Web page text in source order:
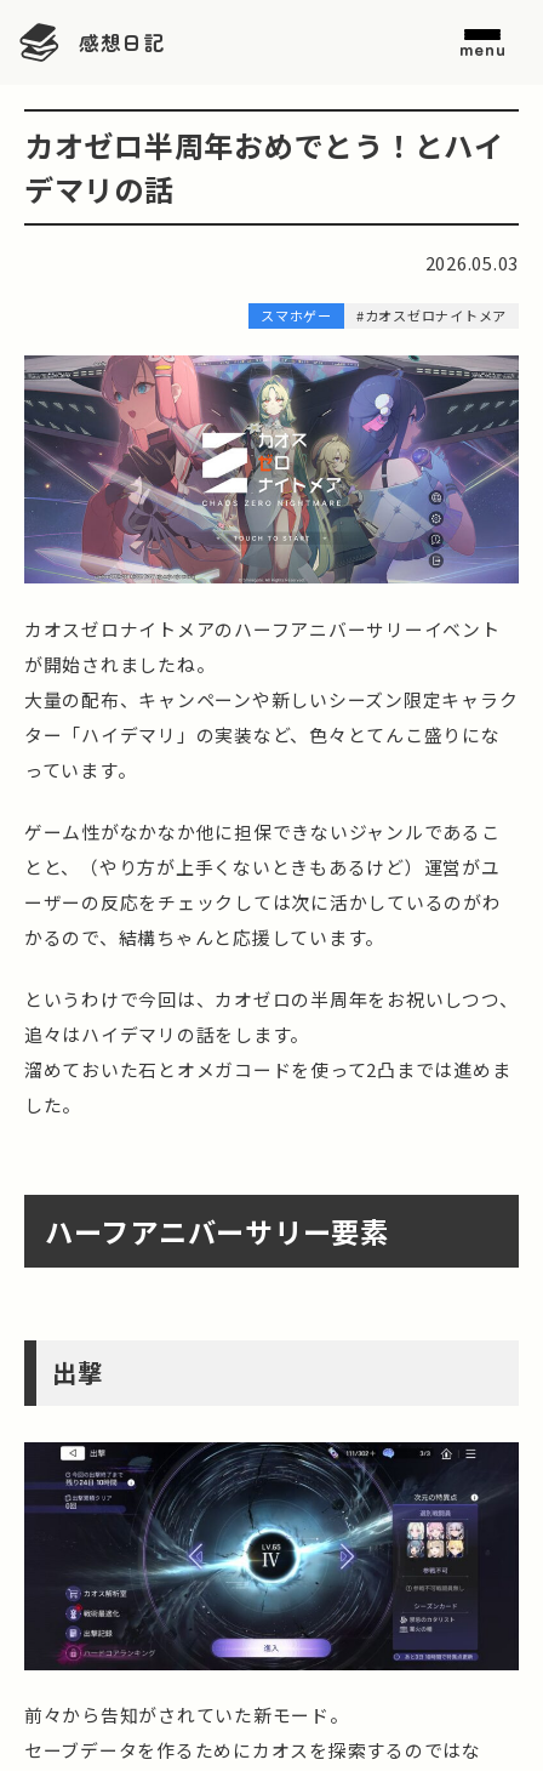
感想日記 menu
カオゼロ半周年おめでとう！とハイ
デマリの話
2026.05.03
スマホゲー #カオスゼロナイトメア
カオスゼロナイトメアのハーフアニバーサリーイベント
が開始されましたね。
大量の配布、キャンペーンや新しいシーズン限定キャラク
ター「ハイデマリ」の実装など、色々とてんこ盛りにな
っています。
ゲーム性がなかなか他に担保できないジャンルであるこ
とと、（やり方が上手くないときもあるけど）運営がユ
ーザーの反応をチェックしては次に活かしているのがわ
かるので、結構ちゃんと応援しています。
というわけで今回は、カオゼロの半周年をお祝いしつつ、
追々はハイデマリの話をします。
溜めておいた石とオメガコードを使って2凸までは進めま
した。
ハーフアニバーサリー要素
出撃
前々から告知がされていた新モード。
セーブデータを作るためにカオスを探索するのではな